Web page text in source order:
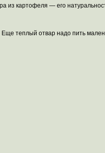
из картофеля — его
Еще теплый отвар надо пить